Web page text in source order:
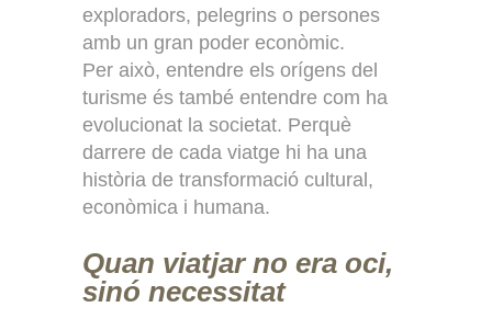
exploradors, pelegrins o persones
amb un gran poder econòmic.
Per això, entendre els orígens del
turisme és també entendre com ha
evolucionat la societat. Perquè
darrere de cada viatge hi ha una
història de transformació cultural,
econòmica i humana.
Quan viatjar no era oci,
sinó necessitat